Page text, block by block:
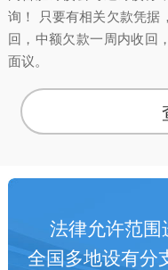
询！ 只要有相关欠款凭据
回，中额欠款一周内收回
面议。
法律允许范围
全国多地设有分